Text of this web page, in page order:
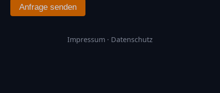
Anfrage senden
Impressum · Datenschutz